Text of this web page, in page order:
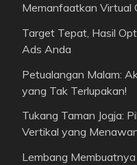
Memanfaatkan Virtual
Target Tepat, Hasil
Ads Anda
Petualangan Malam:
yang Tak Terlupakan!
Tukang Taman Jogja:
Vertikal yang
Lembang